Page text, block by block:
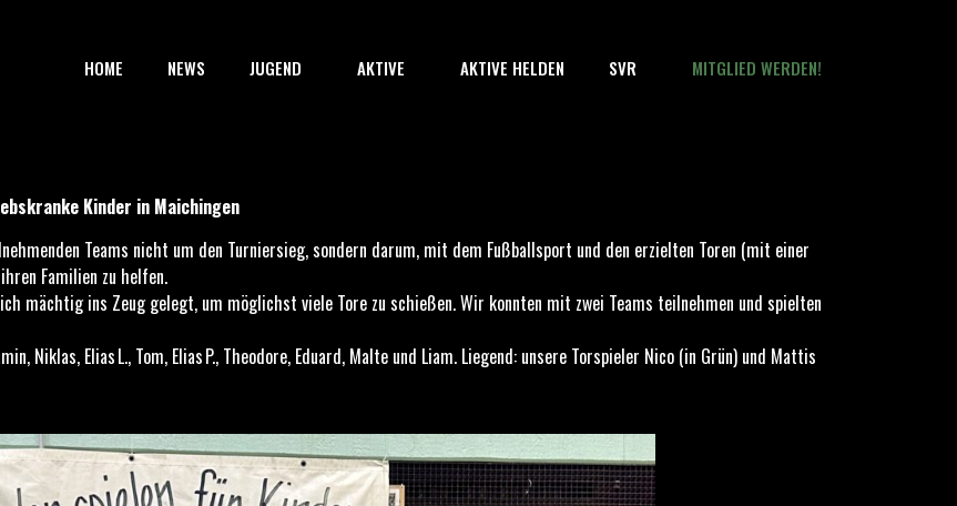
HOME NEWS JUGEND AKTIVE AKTIVE HELDEN SVR MITGLIED WERDEN!
Kinder in Maichingen
Teams nicht um den Turniersieg, sondern darum, mit dem Fußballsport und den erzielten Toren (mit einer
Familien zu helfen.
mächtig ins Zeug gelegt, um möglichst viele Tore zu schießen. Wir konnten mit zwei Teams teilnehmen und spielten
Niklas, Elias L., Tom, Elias P., Theodore, Eduard, Malte und Liam. Liegend: unsere Torspieler Nico (in Grün) und Mattis